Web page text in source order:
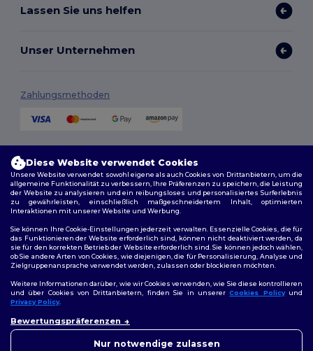
Lassen Sie uns helfen
Unser Unternehmen
Zahlungsmethoden
Allgemeine Geschäftsbedingungen
Datenschutzbestimmungen|Cookie-Richtlinie|Site Map
Folge uns
Diese Website verwendet Cookies
Unsere Website verwendet sowohl eigene als auch Cookies von Drittanbietern, um die
allgemeine Funktionalität zu verbessern, Ihre Präferenzen zu speichern, die Leistung
der Website zu analysieren und ein reibungsloses und personalisiertes Surferlebnis
zu gewährleisten, einschließlich maßgeschneidertem Inhalt, optimierten
Interaktionen mit unserer Website und Werbung.
Sie können Ihre Cookie-Einstellungen jederzeit verwalten. Essenzielle Cookies, die für
das Funktionieren der Website erforderlich sind, können nicht deaktiviert werden, da
sie für den korrekten Betrieb der Website erforderlich sind. Sie können jedoch wählen,
ob Sie andere Arten von Cookies, wie diejenigen, die für Personalisierung, Analyse und
Zielgruppenansprache verwendet werden, zulassen oder blockieren möchten.
Weitere Informationen darüber, wie wir Cookies verwenden, wie Sie diese kontrollieren
und über Cookies von Drittanbietern, finden Sie in unsererCookies Policyund
Privacy Policy.
Bewertungspräferenzen
Nur notwendige zulassen
uns jederzeit kontaktieren.